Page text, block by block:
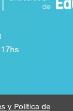
y Política de